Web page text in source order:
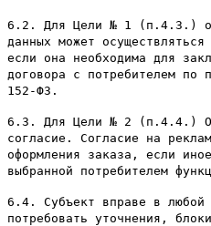
6.2. Для Цели № 1 (п.4.3.)
данных может
если она необходима для
договора с потребителем
152-ФЗ.
6.3. Для Цели № 2 (п.4.4.)
согласие. Согласие на
оформления заказа, если
выбранной потребителем
6.4. Субъект вправе в любой
потребовать уточнения,